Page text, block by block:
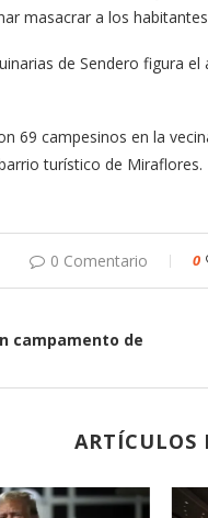
masacrar a los
de Sendero figura
69 campesinos en la
turístico de Miraflores.
0 Comentario 0
campamento de
ARTÍCULOS